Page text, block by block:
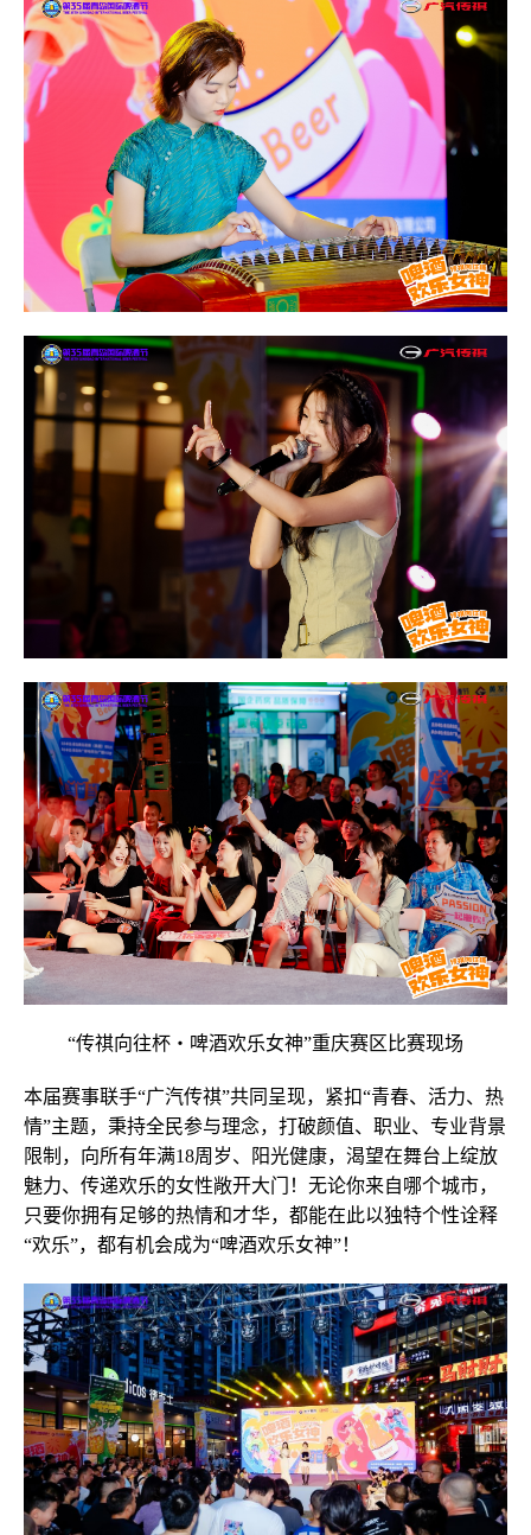
“传祺向往杯・啤酒欢乐女神”重庆赛区比赛现场
本届赛事联手“广汽传祺”共同呈现，紧扣“青春、活力、热
情”主题，秉持全民参与理念，打破颜值、职业、专业背景
限制，向所有年满18周岁、阳光健康，渴望在舞台上绽放
魅力、传递欢乐的女性敞开大门！无论你来自哪个城市，
只要你拥有足够的热情和才华，都能在此以独特个性诠释
“欢乐”，都有机会成为“啤酒欢乐女神”！